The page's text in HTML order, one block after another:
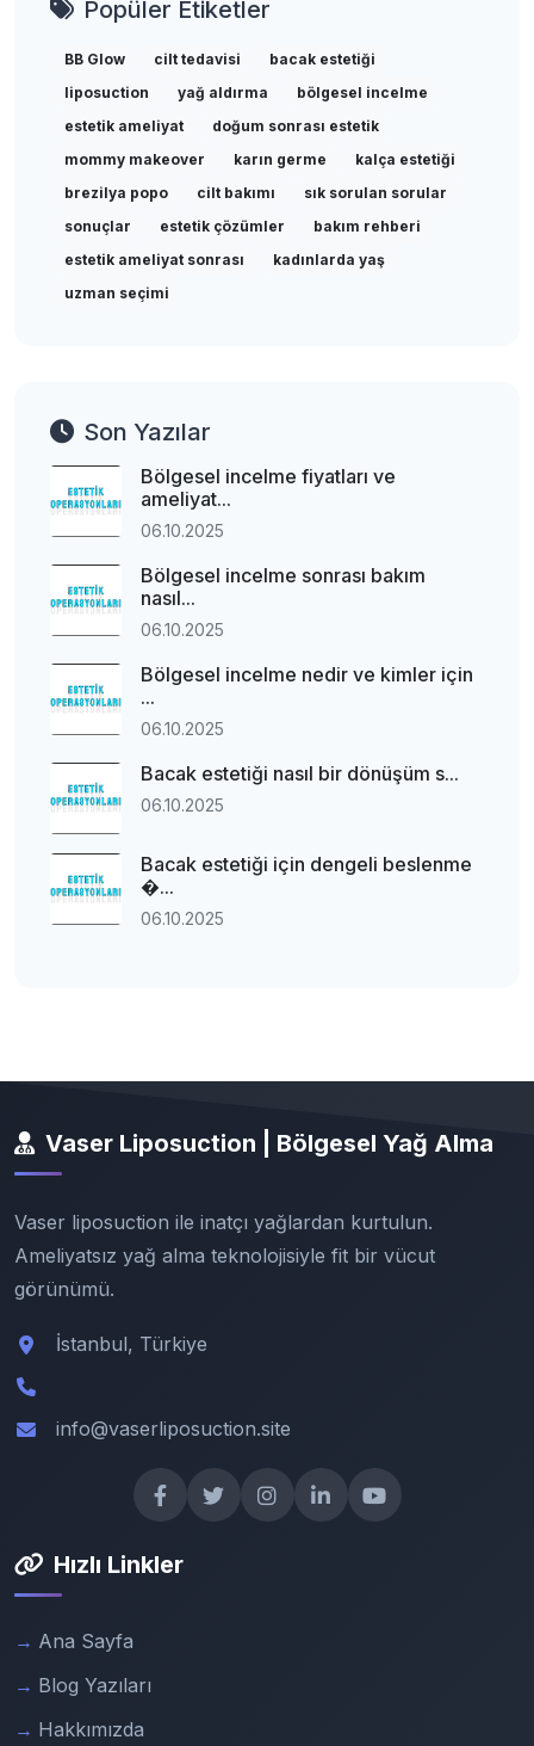
Popüler Etiketler
BB Glow cilt tedavisi
bacak estetiği
liposuction
yağ aldırma
bölgesel incelme
estetik ameliyat
doğum sonrası estetik
mommy makeover
karın germe
kalça estetiği
brezilya popo
cilt bakımı
sık sorulan sorular
sonuçlar
estetik çözümler
bakım rehberi
estetik ameliyat sonrası
kadınlarda yaş
uzman seçimi
Son Yazılar
Bölgesel incelme fiyatları ve
ameliyat...
06.10.2025
Bölgesel incelme sonrası bakım
nasıl...
06.10.2025
Bölgesel incelme nedir ve kimler için
...
06.10.2025
Bacak estetiği nasıl bir dönüşüm s...
06.10.2025
Bacak estetiği için dengeli beslenme
�...
06.10.2025
Vaser Liposuction | Bölgesel Yağ Alma
Vaser liposuction ile inatçı yağlardan kurtulun.
Ameliyatsız yağ alma teknolojisiyle fit bir vücut
görünümü.
İstanbul, Türkiye
info@vaserliposuction.site
Hızlı Linkler
Ana Sayfa
Blog Yazıları
Hakkımızda